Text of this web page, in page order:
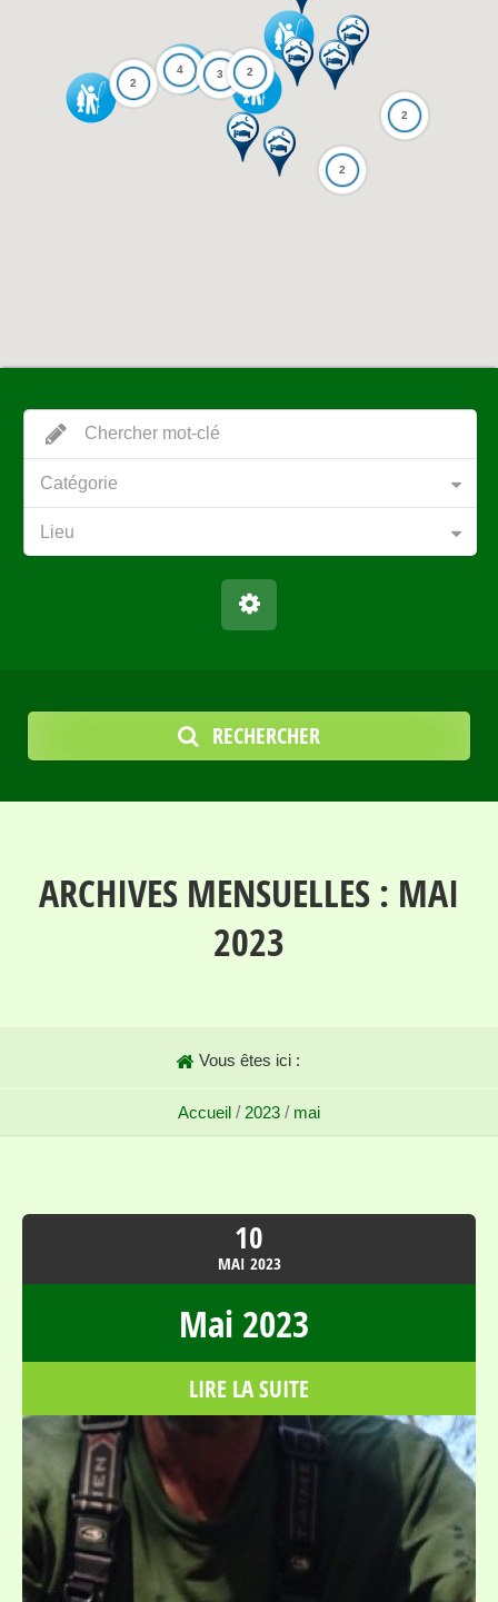
2
4 3
2
2
2
Catégorie
Lieu
RECHERCHER
ARCHIVES MENSUELLES : MAI
2023
Vous êtes ici :
Accueil / 2023 / mai
10
MAI 2023
Mai 2023
LIRE LA SUITE